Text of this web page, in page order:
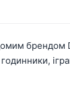
брендом